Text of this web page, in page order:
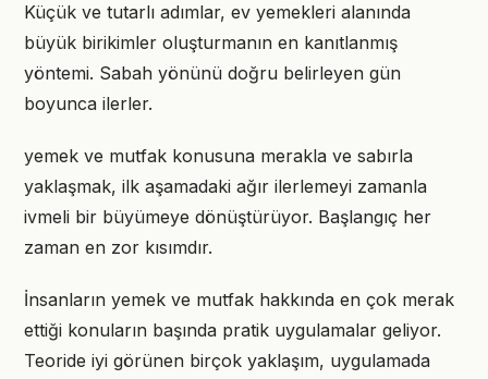
Küçük ve tutarlı adımlar, ev yemekleri alanında
büyük birikimler oluşturmanın en kanıtlanmış
yöntemi. Sabah yönünü doğru belirleyen gün
boyunca ilerler.
yemek ve mutfak konusuna merakla ve sabırla
yaklaşmak, ilk aşamadaki ağır ilerlemeyi zamanla
ivmeli bir büyümeye dönüştürüyor. Başlangıç her
zaman en zor kısımdır.
İnsanların yemek ve mutfak hakkında en çok merak
ettiği konuların başında pratik uygulamalar geliyor.
Teoride iyi görünen birçok yaklaşım, uygulamada